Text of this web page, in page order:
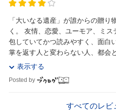
「大いなる遺産」が誰からの贈
く。 友情、恋愛、ユーモア、ミステリなど、あらゆるテーマを内
包していてかつ読みやすく、面白い。 テーマの豊富さに加
掌を返す人と変わらない人、都会
まな対比が織り込まれていて、何
表示する
Posted by
すべてのレビ